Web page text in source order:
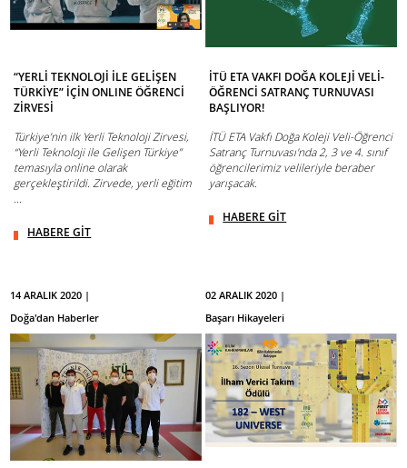
“YERLİ TEKNOLOJİ İLE GELİŞEN
TÜRKİYE” İÇİN ONLINE ÖĞRENCİ
ZİRVESİ
Türkiye’nin ilk Yerli Teknoloji Zirvesi,
“Yerli Teknoloji ile Gelişen Türkiye”
temasıyla online olarak
gerçekleştirildi. Zirvede, yerli eğitim
...
HABERE GİT
İTÜ ETA VAKFI DOĞA KOLEJİ VELİ-
ÖĞRENCİ SATRANÇ TURNUVASI
BAŞLIYOR!
İTÜ ETA Vakfı Doğa Koleji Veli-Öğrenci
Satranç Turnuvası'nda 2, 3 ve 4. sınıf
öğrencilerimiz velileriyle beraber
yarışacak.
HABERE GİT
14 ARALIK 2020 |
Doğa'dan Haberler
02 ARALIK 2020 |
Başarı Hikayeleri